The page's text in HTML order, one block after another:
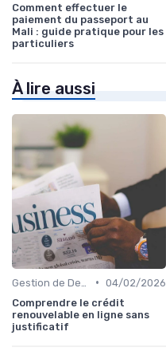
Comment effectuer le
paiement du passeport au
Mali : guide pratique pour les
particuliers
À lire aussi
• 04/02/2026
Comprendre le crédit
renouvelable en ligne sans
justificatif